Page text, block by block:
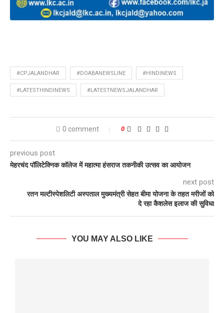
#CPJALANDHAR #DOABANEWSLINE #HINDINEWS
#LATESTHINDINEWS #LATESTNEWSJALANDHAR
0 comment 0
previous post
मेहरचंद पॉलिटेक्निक कॉलेज में महात्मा हंसराज तकनीकी उत्सव का आयोजन
next post
रतन मल्टीस्पेशलिटी अस्पताल मुख्यमंत्री सेहत बीमा योजना के तहत मरीजों को
दे रहा कैशलेस इलाज की सुविधा
YOU MAY ALSO LIKE